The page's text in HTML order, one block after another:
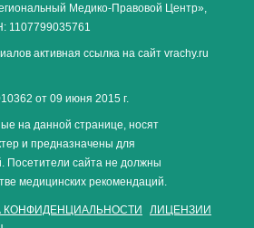
Медико-Правовой Центр»,
1107799035761
активная ссылка на сайт vrachy.ru
от 09 июня 2015 г.
на данной странице, носят
и предназначены для
Посетители сайта не должны
медицинских рекомендаций.
КОНФИДЕНЦИАЛЬНОСТИ
ЛИЦЕНЗИИ